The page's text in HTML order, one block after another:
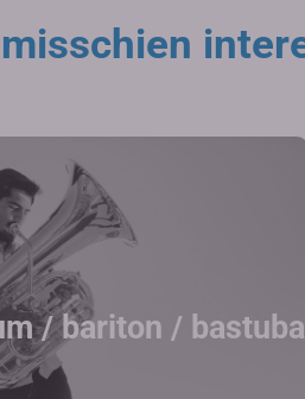
/ bariton / bastuba